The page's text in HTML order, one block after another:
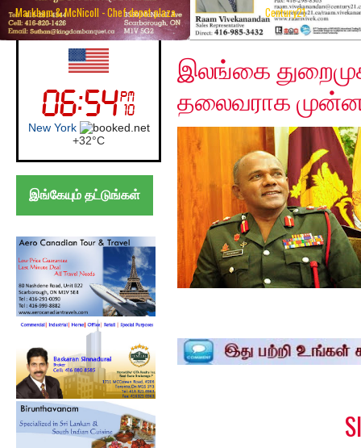
Markham & McNicoll - Chef depot plaza Century21
UK (London)
London
+21°C
இங்கேயும் தட்டுங்கள்
Friday, December 13,
இலங்கை
தலைவராக